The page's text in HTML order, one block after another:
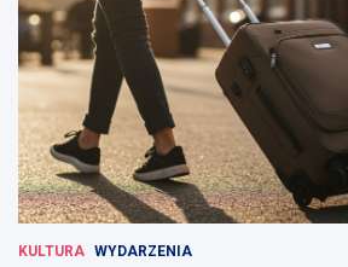
KULTURA WYDARZENIA